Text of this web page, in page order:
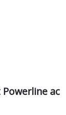
Powerline ac